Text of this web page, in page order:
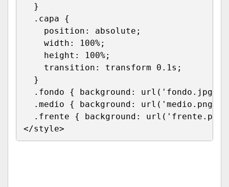
}
.capa
{
position : absolute ;
width : 100%;
height : 100%;
transition : transform 0.1s ;
}
.fondo
{ background : url ( 'fondo.jpg'
.medio
{ background : url ( 'medio.png'
.frente
{ background : url ( 'frente.png'
</style>